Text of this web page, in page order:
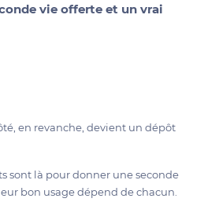
vie offerte et un vrai
en revanche, devient un dépôt
sont là pour donner une seconde
bon usage dépend de chacun.